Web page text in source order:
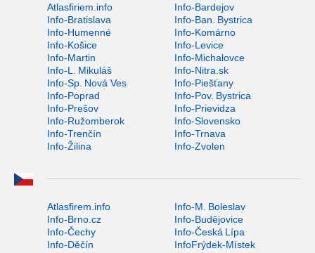
Atlasfiriem.info
Info-Bardejov
Info-Bratislava
Info-Ban. Bystrica
Info-Humenné
Info-Komárno
Info-Košice
Info-Levice
Info-Martin
Info-Michalovce
Info-L. Mikuláš
Info-Nitra.sk
Info-Sp. Nová Ves
Info-Piešťany
Info-Poprad
Info-Pov. Bystrica
Info-Prešov
Info-Prievidza
Info-Ružomberok
Info-Slovensko
Info-Trenčín
Info-Trnava
Info-Žilina
Info-Zvolen
Atlasfirem.info
Info-M. Boleslav
Info-Brno.cz
Info-Budějovice
Info-Čechy
Info-Česká Lípa
Info-Děčín
InfoFrýdek-Místek